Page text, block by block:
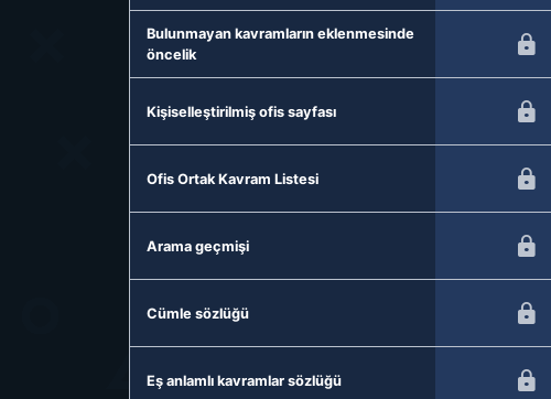
Bulunmayan kavramların eklenmesinde
öncelik
Kişiselleştirilmiş ofis sayfası
Ofis Ortak Kavram Listesi
Arama geçmişi
Cümle sözlüğü
Eş anlamlı kavramlar sözlüğü